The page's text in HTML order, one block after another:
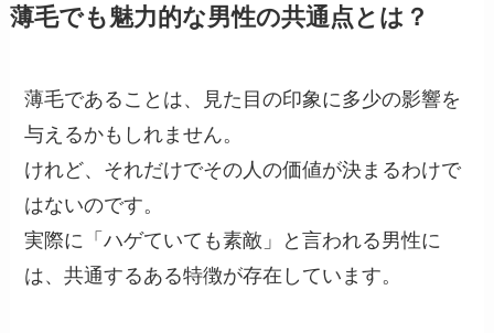
薄毛でも魅力的な男性の共通点とは？
薄毛であることは、見た目の印象に多少の影響を
与えるかもしれません。
けれど、それだけでその人の価値が決まるわけで
はないのです。
実際に「ハゲていても素敵」と言われる男性に
は、共通するある特徴が存在しています。